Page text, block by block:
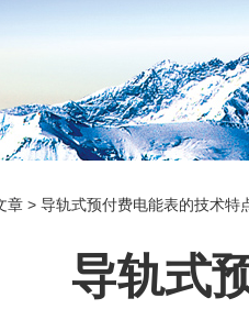
章 > 导轨式预付费电能表的技术特
导轨式